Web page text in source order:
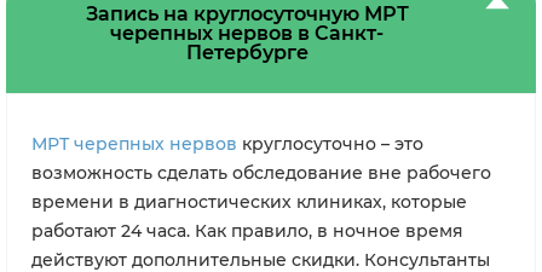
Запись на круглосуточную МРТ
черепных нервов в Санкт-
Петербурге
МРТ черепных нервов круглосуточно – это
возможность сделать обследование вне рабочего
времени в диагностических клиниках, которые
работают 24 часа. Как правило, в ночное время
действуют дополнительные скидки. Консультанты